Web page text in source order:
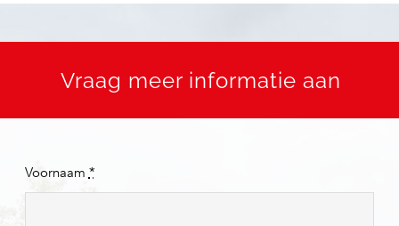
Vraag meer informatie aan
Voornaam *